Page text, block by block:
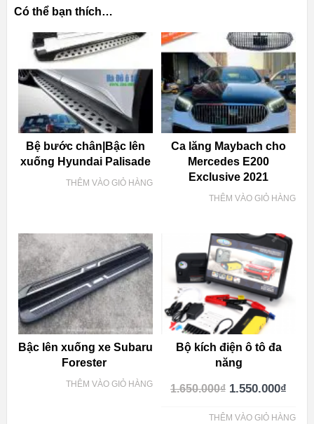
Có thể bạn thích…
Bệ bước chân|Bậc lên
xuống Hyundai Palisade
THÊM VÀO GIỎ HÀNG
Ca lăng Maybach cho
Mercedes E200
Exclusive 2021
THÊM VÀO GIỎ HÀNG
Bậc lên xuống xe Subaru
Forester
THÊM VÀO GIỎ HÀNG
Bộ kích điện ô tô đa
năng
1.650.000₫ 1.550.000₫
THÊM VÀO GIỎ HÀNG